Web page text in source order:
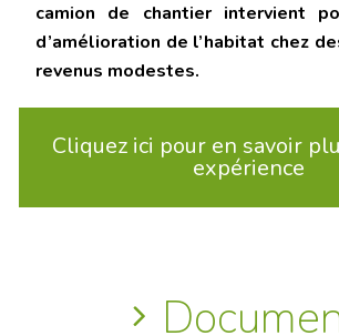
camion de chantier intervient
d’amélioration de l’habitat chez
revenus modestes.
Cliquez ici pour en savoir
expérience